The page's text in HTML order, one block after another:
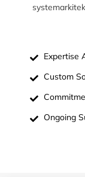
Expertise
Custom
Ongoing